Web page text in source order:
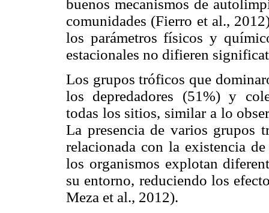
buenos mecanismos de
comunidades (Fierro et al.,
los parámetros físicos y
estacionales no difieren
Los grupos tróficos que
los depredadores (51%) y
todas los sitios, similar a lo
La presencia de varios grupos
relacionada con la existencia
los organismos explotan
su entorno, reduciendo los
Meza et al., 2012).